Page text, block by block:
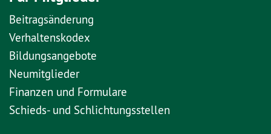
Beitragsänderung
Verhaltenskodex
Bildungsangebote
Neumitglieder
Finanzen und Formulare
Schieds- und Schlichtungsstellen